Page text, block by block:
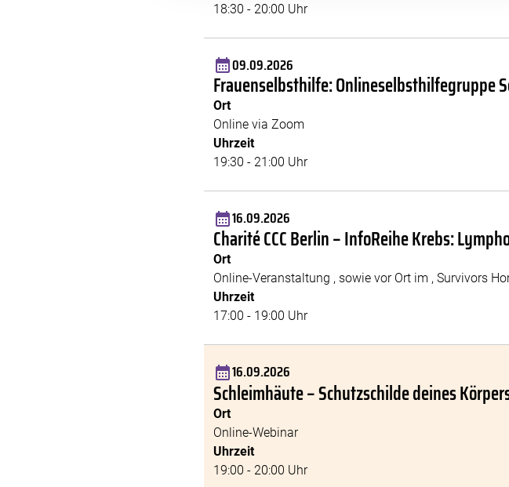
18:30 - 20:00 Uhr
09.09.2026
Frauenselbsthilfe: Onlineselbsthilfegruppe
Ort
Online via Zoom
Uhrzeit
19:30 - 21:00 Uhr
16.09.2026
Charité CCC Berlin – InfoReihe Krebs:
Ort
Online-Veranstaltung , sowie vor Ort im , Survivors
Uhrzeit
17:00 - 19:00 Uhr
16.09.2026
Schleimhäute – Schutzschilde deines
Ort
Online-Webinar
Uhrzeit
19:00 - 20:00 Uhr